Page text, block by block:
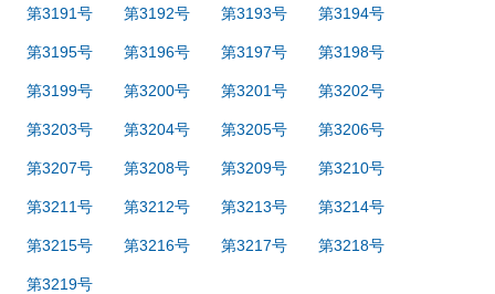
第3191号 第3192号 第3193号 第3194号
第3195号 第3196号 第3197号 第3198号
第3199号 第3200号 第3201号 第3202号
第3203号 第3204号 第3205号 第3206号
第3207号 第3208号 第3209号 第3210号
第3211号 第3212号 第3213号 第3214号
第3215号 第3216号 第3217号 第3218号
第3219号